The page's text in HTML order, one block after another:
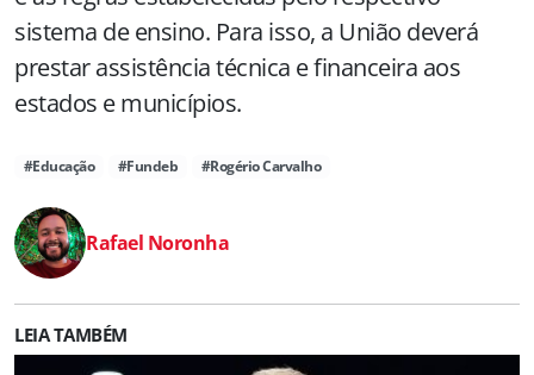
sistema de ensino. Para isso, a União deverá
prestar assistência técnica e financeira aos
estados e municípios.
#Educação #Fundeb #Rogério Carvalho
Rafael Noronha
LEIA TAMBÉM